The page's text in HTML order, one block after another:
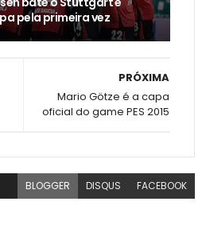
pela primeira vez
PRÓXIMA
Mario Götze é a capa
oficial do game PES 2015
BLOGGER DISQUS FACEBOOK